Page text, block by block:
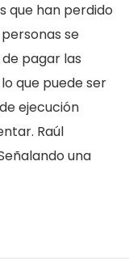
que han perdido
se
pagar las
que puede ser
ejecución
Raúl
una